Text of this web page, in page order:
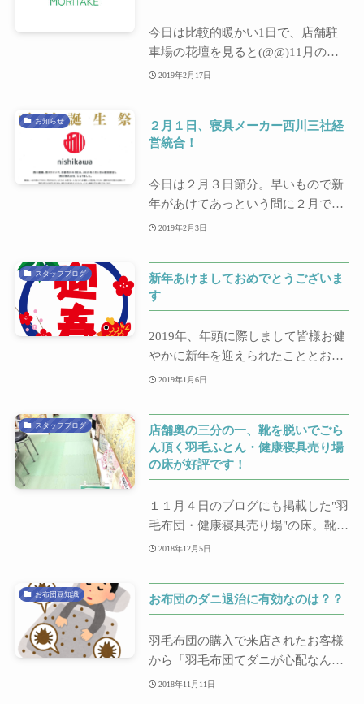
今日は比較的暖かい1日で、店舗駐
車場の花壇を見ると(@@)11月の終
わりに植えたチュ...
2019年2月17日
お知らせ
２月１日、寝具メーカー西川三社経
営統合！
今日は２月３日節分。早いもので新
年があけてあっという間に２月です
ね。 ブログも...
2019年2月3日
スタッフブログ
新年あけましておめでとうございま
す
2019年、年頭に際しまして皆様お健
やかに新年を迎えられたこととお喜
び申し上げま...
2019年1月6日
スタッフブログ
店舗奥の三分の一、靴を脱いでごら
ん頂く羽毛ふとん・健康寝具売り場
の床が好評です！
１１月４日のブログにも掲載した"羽
毛布団・健康寝具売り場"の床。靴を
脱いでお上...
2018年12月5日
お布団豆知識 お布団のダニ退治に有効なのは？？
羽毛布団の購入で来店されたお客様
から「羽毛布団てダニが心配なんで
すけど・・・...
2018年11月11日